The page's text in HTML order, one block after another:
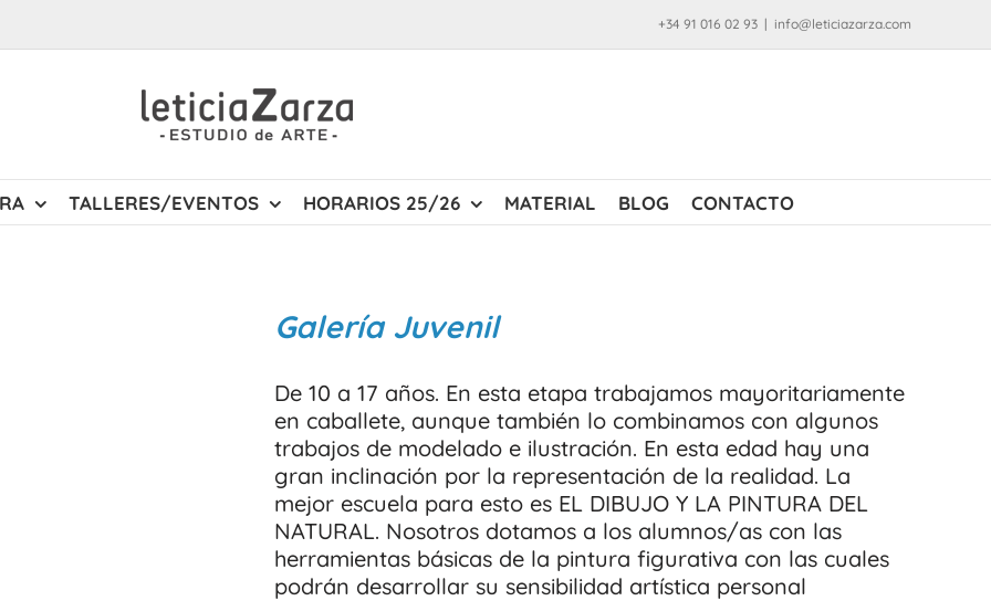
+34 91 016 02 93 | info@leticiazarza.com
TALLERES/EVENTOS HORARIOS 25/26 MATERIAL BLOG CONTACTO
Galería Juvenil
De 10 a 17 años. En esta etapa trabajamos mayoritariamente
en caballete, aunque también lo combinamos con algunos
trabajos de modelado e ilustración. En esta edad hay una
gran inclinación por la representación de la realidad. La
mejor escuela para esto es EL DIBUJO Y LA PINTURA DEL
NATURAL. Nosotros dotamos a los alumnos/as con las
herramientas básicas de la pintura figurativa con las cuales
podrán desarrollar su sensibilidad artística personal